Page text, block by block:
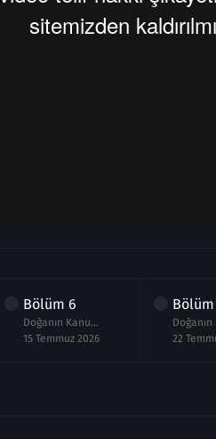
Bölüm 6
Doğanın Kanunu 6.Bölüm izle
15 Temmuz 2026
Bölüm
22